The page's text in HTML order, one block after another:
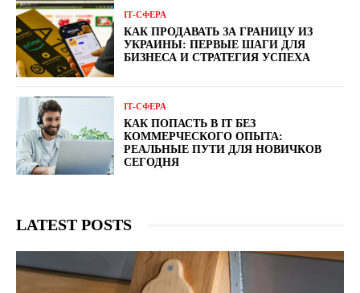
ІТ-СФЕРА
КАК ПРОДАВАТЬ ЗА ГРАНИЦУ ИЗ
УКРАИНЫ: ПЕРВЫЕ ШАГИ ДЛЯ
БИЗНЕСА И СТРАТЕГИЯ УСПЕХА
ІТ-СФЕРА
КАК ПОПАСТЬ В IT БЕЗ
КОММЕРЧЕСКОГО ОПЫТА:
РЕАЛЬНЫЕ ПУТИ ДЛЯ НОВИЧКОВ
СЕГОДНЯ
LATEST POSTS